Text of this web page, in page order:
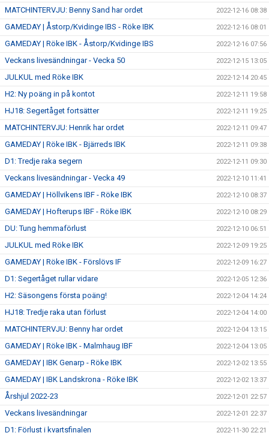
MATCHINTERVJU: Benny Sand har ordet 2022-12-16 08:38
GAMEDAY | Åstorp/Kvidinge IBS - Röke IBK 2022-12-16 08:01
GAMEDAY | Röke IBK - Åstorp/Kvidinge IBS 2022-12-16 07:56
Veckans livesändningar - Vecka 50 2022-12-15 13:05
JULKUL med Röke IBK 2022-12-14 20:45
H2: Ny poäng in på kontot 2022-12-11 19:58
HJ18: Segertåget fortsätter 2022-12-11 19:25
MATCHINTERVJU: Henrik har ordet 2022-12-11 09:47
GAMEDAY | Röke IBK - Bjärreds IBK 2022-12-11 09:38
D1: Tredje raka segern 2022-12-11 09:30
Veckans livesändningar - Vecka 49 2022-12-10 11:41
GAMEDAY | Höllvikens IBF - Röke IBK 2022-12-10 08:37
GAMEDAY | Hofterups IBF - Röke IBK 2022-12-10 08:29
DU: Tung hemmaförlust 2022-12-10 06:51
JULKUL med Röke IBK 2022-12-09 19:25
GAMEDAY | Röke IBK - Förslövs IF 2022-12-09 16:27
D1: Segertåget rullar vidare 2022-12-05 12:36
H2: Säsongens första poäng! 2022-12-04 14:24
HJ18: Tredje raka utan förlust 2022-12-04 14:00
MATCHINTERVJU: Benny har ordet 2022-12-04 13:15
GAMEDAY | Röke IBK - Malmhaug IBF 2022-12-04 13:05
GAMEDAY | IBK Genarp - Röke IBK 2022-12-02 13:55
GAMEDAY | IBK Landskrona - Röke IBK 2022-12-02 13:37
Årshjul 2022-23 2022-12-01 22:57
Veckans livesändningar 2022-12-01 22:37
D1: Förlust i kvartsfinalen 2022-11-30 22:21